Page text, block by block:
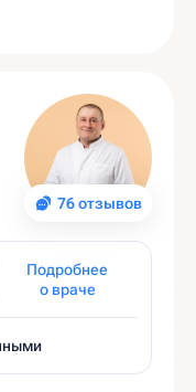
76 отзывов
Подробнее
о враче